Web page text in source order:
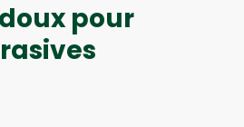
pour